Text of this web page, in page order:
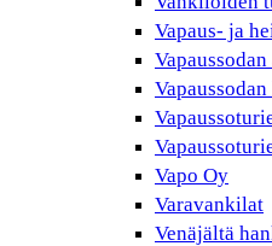
Vapaus- ja
Vapo Oy
Varavankilat
Venäjältä